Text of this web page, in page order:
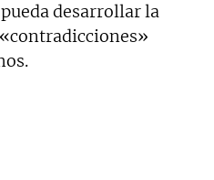
desarrollar la